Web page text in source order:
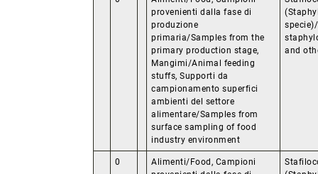
provenienti dalla fase di
produzione
primaria/Samples from the
primary production stage,
Mangimi/Animal feeding
stuffs, Supporti da
campionamento superfici
ambienti del settore
alimentare/Samples from
surface sampling of food
industry environment
and
0
Alimenti/Food, Campioni